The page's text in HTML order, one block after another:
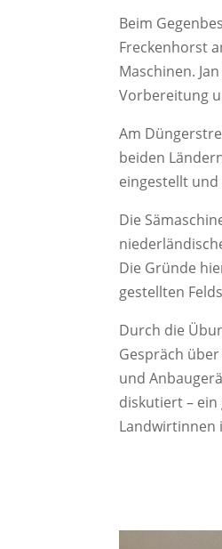
Beim
Freckenhorst
Maschinen.
Vorbereitung
Am
beiden
eingestellt
Die
Die Gründe
gestellten
Durch die
Gespräch
und
diskutiert –
Landwirtinnen